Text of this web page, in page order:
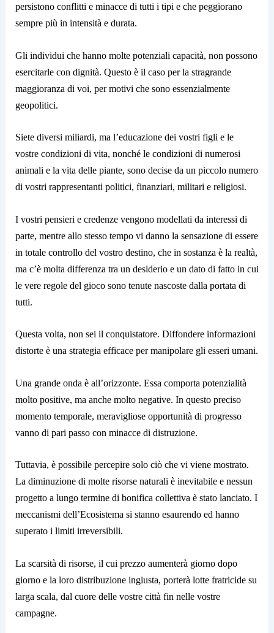
persistono conflitti e minacce di tutti i tipi e che peggiorano
sempre più in intensità e durata.
Gli individui che hanno molte potenziali capacità, non possono
esercitarle con dignità. Questo è il caso per la stragrande
maggioranza di voi, per motivi che sono essenzialmente
geopolitici.
Siete diversi miliardi, ma l’educazione dei vostri figli e le
vostre condizioni di vita, nonché le condizioni di numerosi
animali e la vita delle piante, sono decise da un piccolo numero
di vostri rappresentanti politici, finanziari, militari e religiosi.
I vostri pensieri e credenze vengono modellati da interessi di
parte, mentre allo stesso tempo vi danno la sensazione di essere
in totale controllo del vostro destino, che in sostanza è la realtà,
ma c’è molta differenza tra un desiderio e un dato di fatto in cui
le vere regole del gioco sono tenute nascoste dalla portata di
tutti.
Questa volta, non sei il conquistatore. Diffondere informazioni
distorte è una strategia efficace per manipolare gli esseri umani.
Una grande onda è all’orizzonte. Essa comporta potenzialità
molto positive, ma anche molto negative. In questo preciso
momento temporale, meravigliose opportunità di progresso
vanno di pari passo con minacce di distruzione.
Tuttavia, è possibile percepire solo ciò che vi viene mostrato.
La diminuzione di molte risorse naturali è inevitabile e nessun
progetto a lungo termine di bonifica collettiva è stato lanciato. I
meccanismi dell’Ecosistema si stanno esaurendo ed hanno
superato i limiti irreversibili.
La scarsità di risorse, il cui prezzo aumenterà giorno dopo
giorno e la loro distribuzione ingiusta, porterà lotte fratricide su
larga scala, dal cuore delle vostre città fin nelle vostre
campagne.